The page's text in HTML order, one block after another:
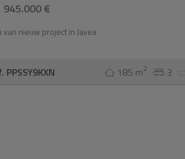
945.000 €
van nieuw project in Javea
PPSSY9KXN 185 m2 3